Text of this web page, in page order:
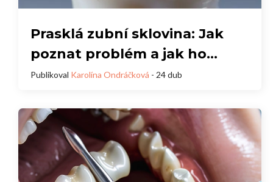
Prasklá zubní sklovina: Jak
poznat problém a jak ho
vyřešit?
Publikoval Karolína Ondráčková - 24 dub